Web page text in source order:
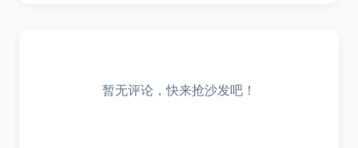
暂无评论，快来抢沙发吧！